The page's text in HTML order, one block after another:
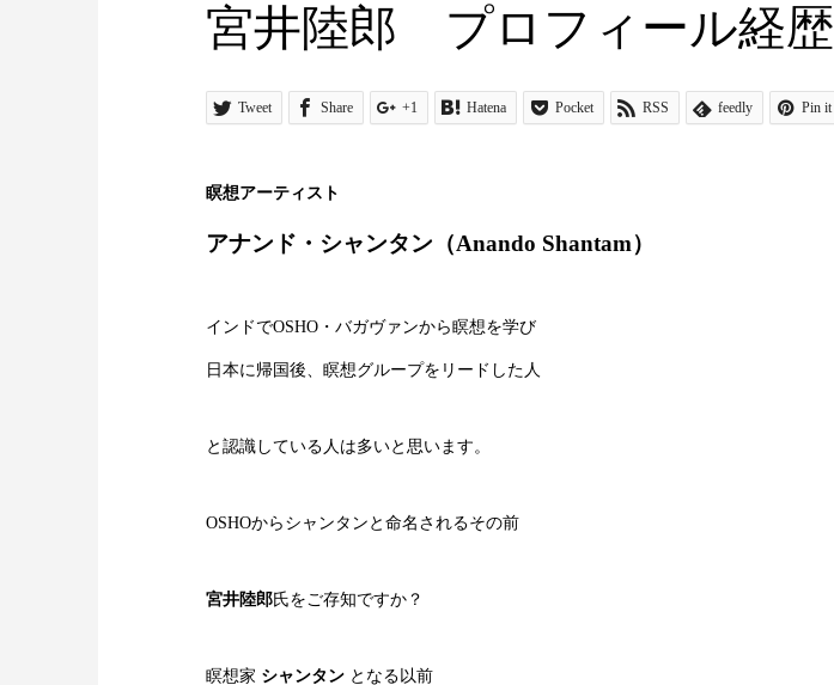
宮井陸郎 プロフィール経歴
Tweet Share +1 Hatena Pocket RSS feedly Pin it
瞑想アーティスト
アナンド・シャンタン（Anando Shantam）
インドでOSHO・バガヴァンから瞑想を学び
日本に帰国後、瞑想グループをリードした人
と認識している人は多いと思います。
OSHOからシャンタンと命名されるその前
宮井陸郎氏をご存知ですか？
瞑想家 シャンタン となる以前